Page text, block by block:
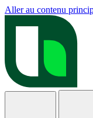
Aller au contenu